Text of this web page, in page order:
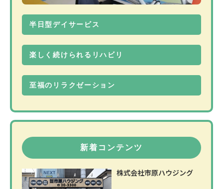
半日型デイサービス
楽しく続けられるリハビリ
至福のリラクゼーション
新着コンテンツ
株式会社市原ハウジング